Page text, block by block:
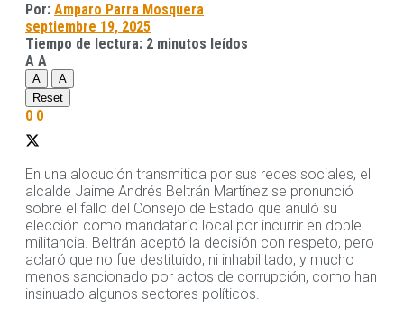
Por: Amparo Parra Mosquera
septiembre 19, 2025
Tiempo de lectura: 2 minutos leídos
A A
A
A
Reset
0 0
En una alocución transmitida por sus redes sociales, el
alcalde Jaime Andrés Beltrán Martínez se pronunció
sobre el fallo del Consejo de Estado que anuló su
elección como mandatario local por incurrir en doble
militancia. Beltrán aceptó la decisión con respeto, pero
aclaró que no fue destituido, ni inhabilitado, y mucho
menos sancionado por actos de corrupción, como han
insinuado algunos sectores políticos.